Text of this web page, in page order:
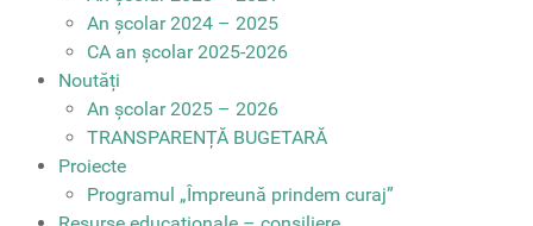
An școlar 2024 – 2025
CA an școlar 2025-2026
Noutăți
An școlar 2025 – 2026
TRANSPARENȚĂ BUGETARĂ
Proiecte
Programul „Împreună prindem curaj”